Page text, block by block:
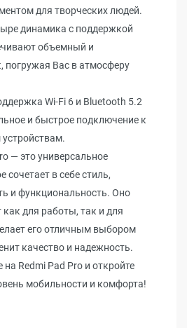
для творческих людей.
динамика с поддержкой
объемный и
погружая Вас в атмосферу
Wi-Fi 6 и Bluetooth 5.2
и быстрое подключение к
устройствам.
— это универсальное
сочетает в себе стиль,
и функциональность. Оно
как для работы, так и для
его отличным выбором
качество и надежность.
Redmi Pad Pro и откройте
мобильности и комфорта!